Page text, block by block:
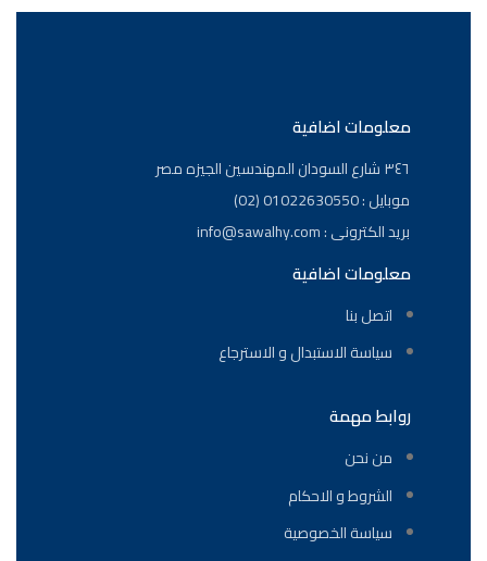
معلومات اضافية
٣٤٦ شارع السودان المهندسين الجيزه مصر
موبايل : 01022630550 (02)
بريد الكترونى : info@sawalhy.com
معلومات اضافية
اتصل بنا
سياسة الاستبدال و الاسترجاع
روابط مهمة
من نحن
الشروط و الاحكام
سياسة الخصوصية